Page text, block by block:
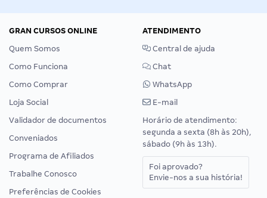
GRAN CURSOS ONLINE
Quem Somos
Como Funciona
Como Comprar
Loja Social
Validador de documentos
Conveniados
Programa de Afiliados
Trabalhe Conosco
Preferências de Cookies
ATENDIMENTO
Central de ajuda
Chat
WhatsApp
E-mail
Horário de atendimento:
segunda a sexta (8h às 20h),
sábado (9h às 13h).
Foi aprovado?
Envie-nos a sua história!